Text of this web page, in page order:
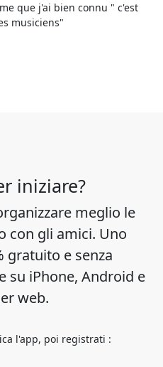
que j'ai bien connu " c'est
musiciens"
iniziare?
meglio le
con gli amici. Uno
gratuito e senza
su iPhone, Android e
web.
l'app, poi registrati :